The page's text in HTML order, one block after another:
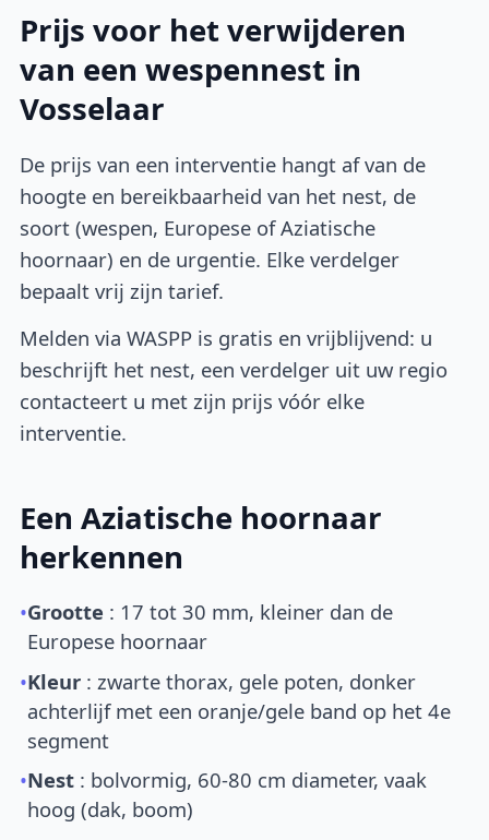
Prijs voor het verwijderen
van een wespennest in
Vosselaar
De prijs van een interventie hangt af van de
hoogte en bereikbaarheid van het nest, de
soort (wespen, Europese of Aziatische
hoornaar) en de urgentie. Elke verdelger
bepaalt vrij zijn tarief.
Melden via WASPP is gratis en vrijblijvend: u
beschrijft het nest, een verdelger uit uw regio
contacteert u met zijn prijs vóór elke
interventie.
Een Aziatische hoornaar
herkennen
•Grootte : 17 tot 30 mm, kleiner dan de
Europese hoornaar
•Kleur : zwarte thorax, gele poten, donker
achterlijf met een oranje/gele band op het 4e
segment
•Nest : bolvormig, 60-80 cm diameter, vaak
hoog (dak, boom)